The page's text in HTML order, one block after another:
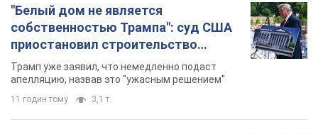
"Белый дом не является
собственностью Трампа": суд США
приостановил строительство
бального зала стоимостью 400 млн
долларов
Трамп уже заявил, что немедленно подаст
апелляцию, назвав это "ужасным решением"
11 годин тому 3,1 т.